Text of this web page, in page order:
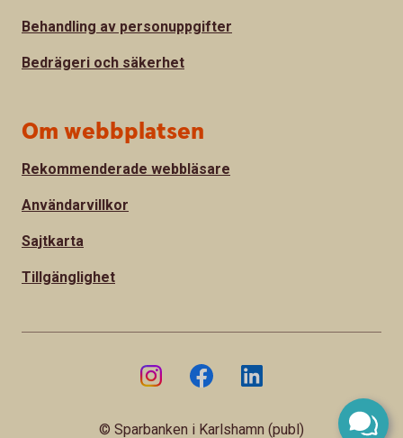
Behandling av personuppgifter
Bedrägeri och säkerhet
Om webbplatsen
Rekommenderade webbläsare
Användarvillkor
Sajtkarta
Tillgänglighet
© Sparbanken i Karlshamn (publ)